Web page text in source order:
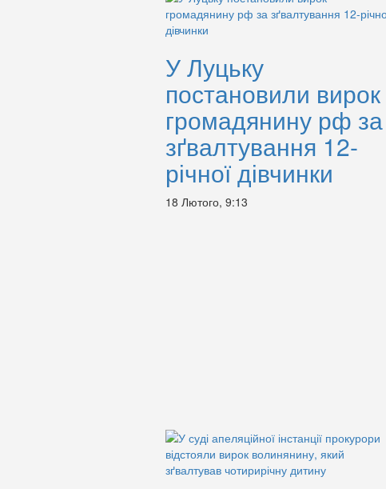
У Луцьку
постановили вирок
громадянину рф за
зґвалтування 12-
річної дівчинки
18 Лютого, 9:13